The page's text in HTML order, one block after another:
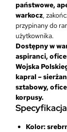
państwowe,
warkocz,
przypinany do
użytkownika.
Dostępny w
aspiranci,
Wojska
kapral –
sztabowy,
korpusy.
Specyfikacja
Kolor: